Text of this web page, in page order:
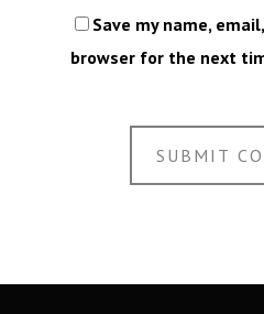
Save my name,
browser for the next